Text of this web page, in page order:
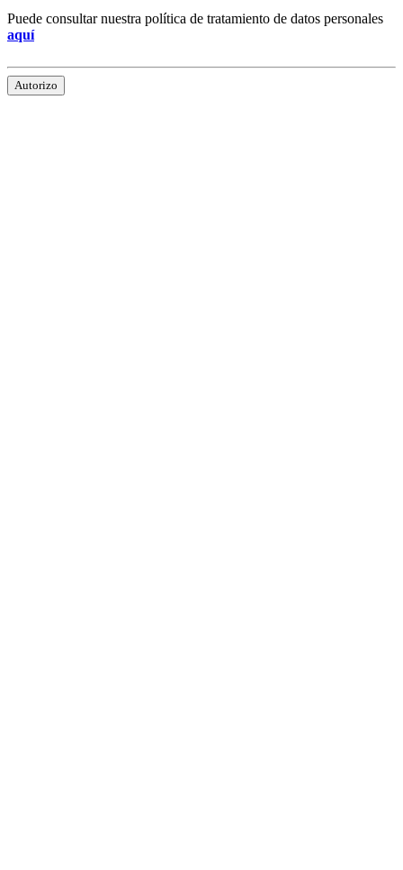
Puede consultar nuestra política de tratamiento de datos personales
aquí
Autorizo